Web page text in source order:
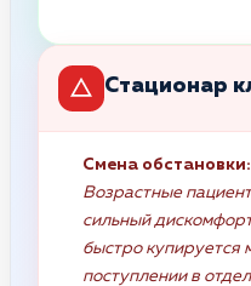
Стационар
Смена обстановки:
Возрастные
сильный
быстро купируется
поступлении в